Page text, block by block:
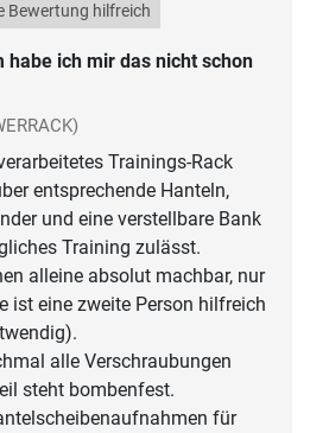
habe ich mir das nicht schon
Bewertung hilfreich
Trainings-Rack
entsprechende Hanteln,
und eine verstellbare Bank
Training zulässt.
alleine absolut machbar, nur
ist eine zweite Person hilfreich
alle Verschraubungen
steht bombenfest.
für